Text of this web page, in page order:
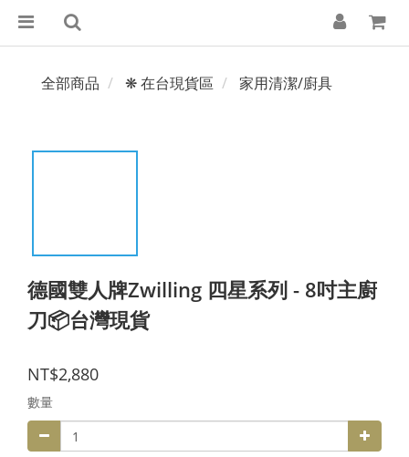
全部商品 ❋ 在台現貨區 家用清潔/廚具
德國雙人牌Zwilling 四星系列 - 8吋主廚
刀📦台灣現貨
NT$2,880
數量